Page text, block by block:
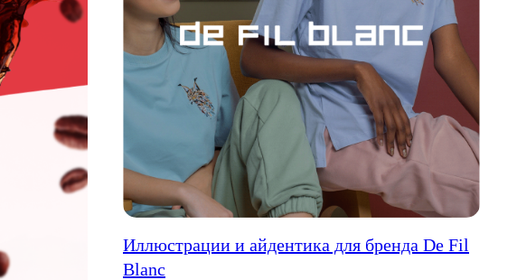
Иллюстрации и айдентика для бренда De Fil
Blanc